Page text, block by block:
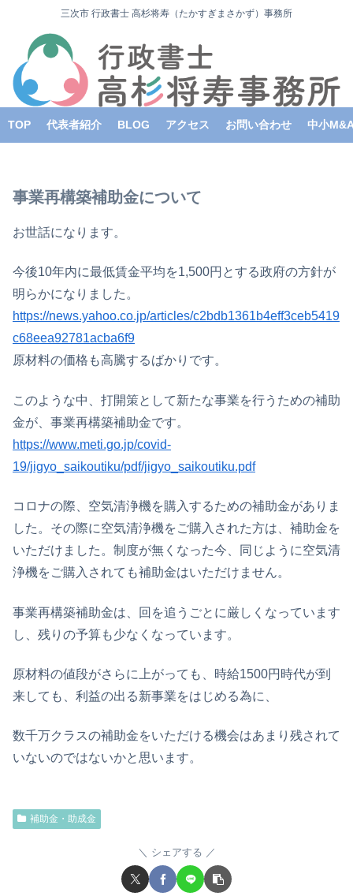
三次市 行政書士 高杉将寿（たかすぎまさかず）事務所
TOP 代表者紹介 BLOG アクセス お問い合わせ 中小
事業再構築補助金について
お世話になります。
今後10年内に最低賃金平均を1,500円とする政府の方針が
明らかになりました。
https://news.yahoo.co.jp/articles/c2bdb1361b4eff3ceb5419
c68eea92781acba6f9
原材料の価格も高騰するばかりです。
このような中、打開策として新たな事業を行うための補助
金が、事業再構築補助金です。
https://www.meti.go.jp/covid-
19/jigyo_saikoutiku/pdf/jigyo_saikoutiku.pdf
コロナの際、空気清浄機を購入するための補助金がありま
した。その際に空気清浄機をご購入された方は、補助金を
いただけました。制度が無くなった今、同じように空気清
浄機をご購入されても補助金はいただけません。
事業再構築補助金は、回を追うごとに厳しくなっています
し、残りの予算も少なくなっています。
原材料の値段がさらに上がっても、時給1500円時代が到
来しても、利益の出る新事業をはじめる為に、
数千万クラスの補助金をいただける機会はあまり残されて
いないのではないかと思います。
補助金・助成金
シェアする